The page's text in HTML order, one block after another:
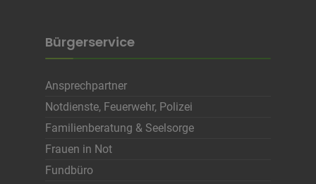
Bürgerservice
Ansprechpartner
Notdienste, Feuerwehr, Polizei
Familienberatung & Seelsorge
Frauen in Not
Fundbüro
Stellenanzeige verwendet werden
Fachkräftegewinnung (ThAFF)
Zweck
Unbekannt